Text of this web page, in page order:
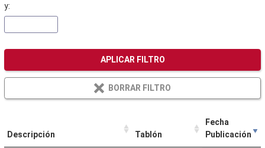
y:
APLICAR FILTRO
BORRAR FILTRO
Descripción Tablón
Fecha
Publicación